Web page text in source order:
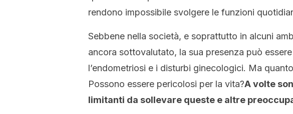
rendono impossibile svolgere le funzioni
Sebbene nella società, e soprattutto in alcuni
ancora sottovalutato, la sua presenza può
l’endometriosi e i disturbi ginecologici. Ma
Possono essere pericolosi per la vita?A volte
limitanti da sollevare queste e altre